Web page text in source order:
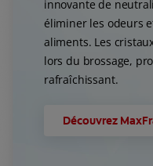
innovante de
éliminer les odeurs
aliments. Les
lors du brossage,
rafraîchissant.
Découvrez